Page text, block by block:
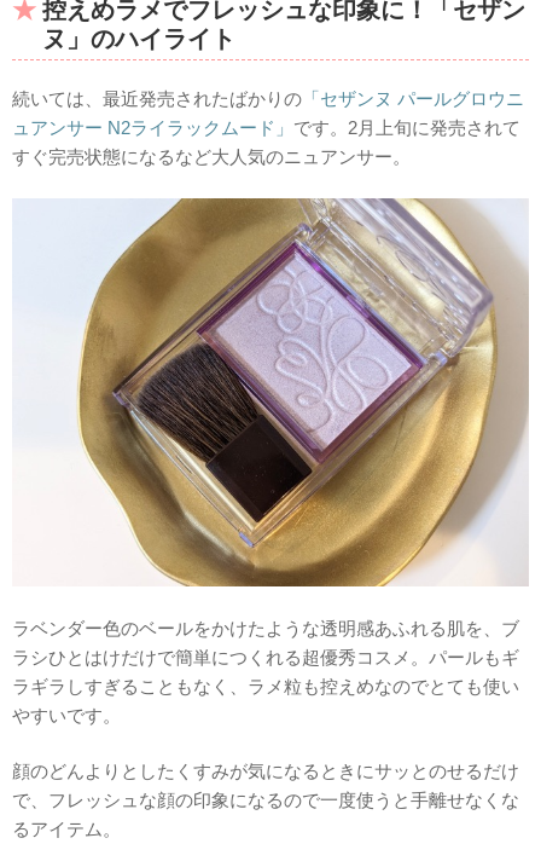
控えめラメでフレッシュな印象に！「セザン
ヌ」のハイライト
続いては、最近発売されたばかりの 「セザンヌ パールグロウニ
ュアンサー N2ライラックムード」 です。2月上旬に発売されて
すぐ完売状態になるなど大人気のニュアンサー。
ラベンダー色のベールをかけたような透明感あふれる肌を、ブ
ラシひとはけだけで簡単につくれる超優秀コスメ。パールもギ
ラギラしすぎることもなく、ラメ粒も控えめなのでとても使い
やすいです。
顔のどんよりとしたくすみが気になるときにサッとのせるだけ
で、フレッシュな顔の印象になるので一度使うと手離せなくな
るアイテム。